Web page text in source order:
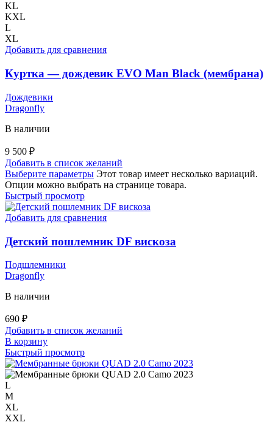
KL
KXL
L
XL
Добавить для сравнения
Куртка — дождевик EVO Man Black (мембрана)
Дождевики
Dragonfly
В наличии
9 500 ₽
Добавить в список желаний
Выберите параметры Этот товар имеет несколько вариаций.
Опции можно выбрать на странице товара.
Быстрый просмотр
Добавить для сравнения
Детский пошлемник DF вискоза
Подшлемники
Dragonfly
В наличии
690 ₽
Добавить в список желаний
В корзину
Быстрый просмотр
L
M
XL
XXL